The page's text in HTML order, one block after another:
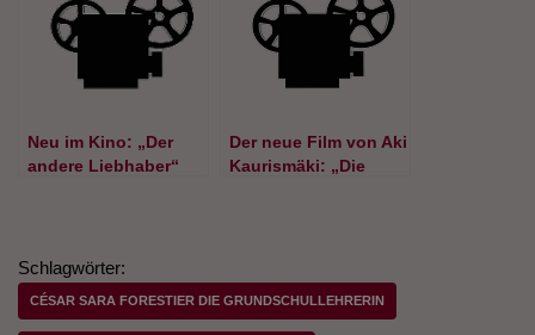
Nouvelle-Vague-
Legende Agnès Varda
mit Sara Forestier!
Neu im Kino: „Der
andere Liebhaber“
Der neue Film von Aki
Kaurismäki: „Die
Schlagwörter:
CÉSAR SARA FORESTIER DIE GRUNDSCHULLEHRERIN